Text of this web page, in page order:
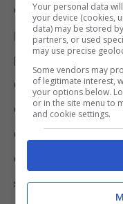
che
peggioramento
protesisono
casi più gravi
degenerativa e
conseguenza
come patologia
sussidi.
Your personal data
your device (cookies,
data) may be stored
partners, or used
may use precise
Some vendors may
of legitimate interest,
your options below.
or in the site menu to
and cookie settings.